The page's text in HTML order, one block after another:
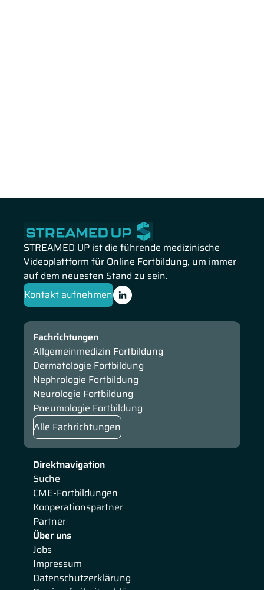
STREAMED UP ist die führende medizinische
Videoplattform für Online Fortbildung, um immer
auf dem neuesten Stand zu sein.
Kontakt aufnehmen
Direktnavigation
Suche
CME-Fortbildungen
Kooperationspartner
Partner
Über uns
Jobs
Impressum
Datenschutzerklärung
Fachrichtungen
Allgemeinmedizin Fortbildung
Dermatologie Fortbildung
Nephrologie Fortbildung
Neurologie Fortbildung
Pneumologie Fortbildung
Alle Fachrichtungen